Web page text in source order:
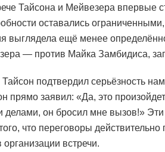
Тайсона и Мейвезера впервые
оставались
выглядела ещё менее
— против Майка Замбидиса,
подтвердил серьёзность
прямо заявил: «Да, это
делами, он бросил мне вызов!»
что переговоры
встречи.